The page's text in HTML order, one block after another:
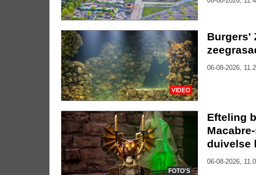
VIDEO
Burgers'
06-08-2026,
FOTO'S
Efteling
duivelse
06-08-2026,